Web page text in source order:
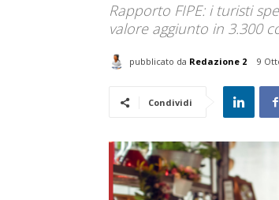
Rapporto FIPE: i turisti
valore aggiunto in 3.300
pubblicato da Redazione 2 9
Condividi